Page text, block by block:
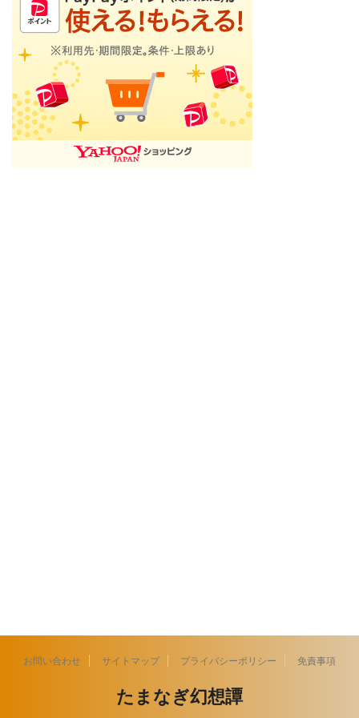
お問い合わせ サイトマップ プライバシーポリシー 免責事項
たまなぎ幻想譚